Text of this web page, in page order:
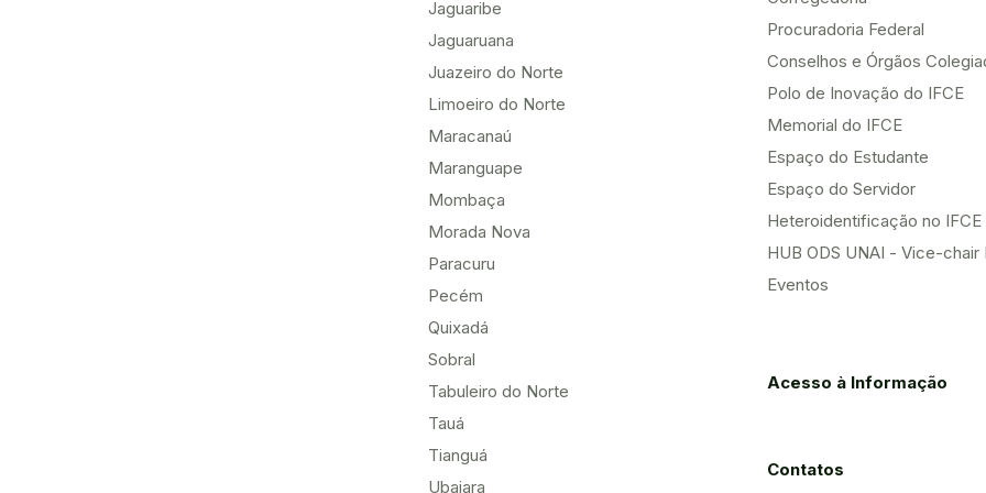
Jaguaribe
Jaguaruana
Juazeiro do Norte
Limoeiro do Norte
Maracanaú
Maranguape
Mombaça
Morada Nova
Paracuru
Pecém
Quixadá
Sobral
Tabuleiro do Norte
Tauá
Tianguá
Ubajara
Procuradoria Federal
Conselhos e Órgãos
Polo de Inovação do IFCE
Memorial do IFCE
Espaço do Estudante
Espaço do Servidor
Heteroidentificação no IFCE
HUB ODS UNAI - Vice-chair
Eventos
Acesso à Informação
Contatos